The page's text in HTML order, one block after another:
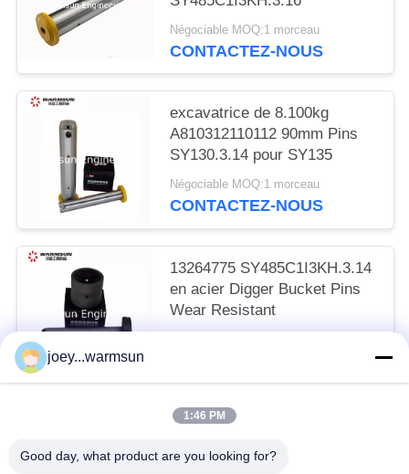
Négociable MOQ:1 morceau
CONTACTEZ-NOUS
excavatrice de 8.100kg
A810312110112 90mm Pins
SY130.3.14 pour SY135
Négociable MOQ:1 morceau
CONTACTEZ-NOUS
13264775 SY485C1I3KH.3.14
en acier Digger Bucket Pins
Wear Resistant
joey...warmsun
1:46 PM
Good day, what product are you looking for?